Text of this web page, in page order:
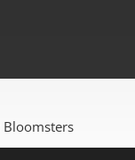
Bloomsters